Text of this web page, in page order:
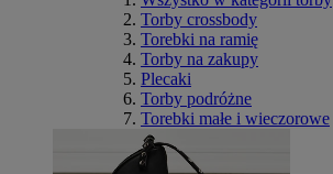
Torby crossbody
Torebki na ramię
Torby na zakupy
Plecaki
Torby podróżne
Torebki małe i wieczorowe